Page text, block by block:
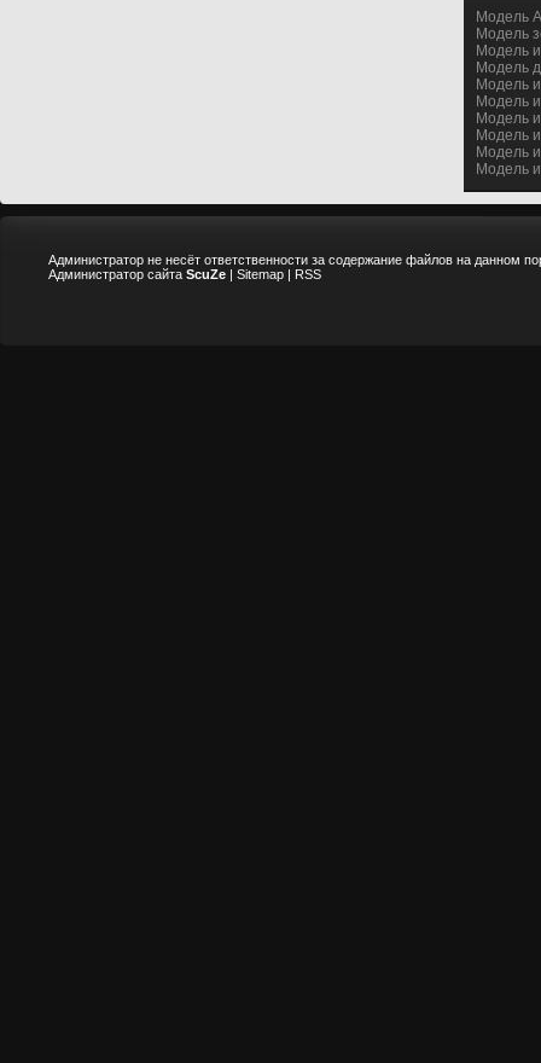
Модель
Модель
Модель
Модель
Модель
Модель
Модель
Модель
Модель
Модель
Администратор не несёт ответственности за содержание файлов на данном
Администратор сайта ScuZe | Sitemap | RSS